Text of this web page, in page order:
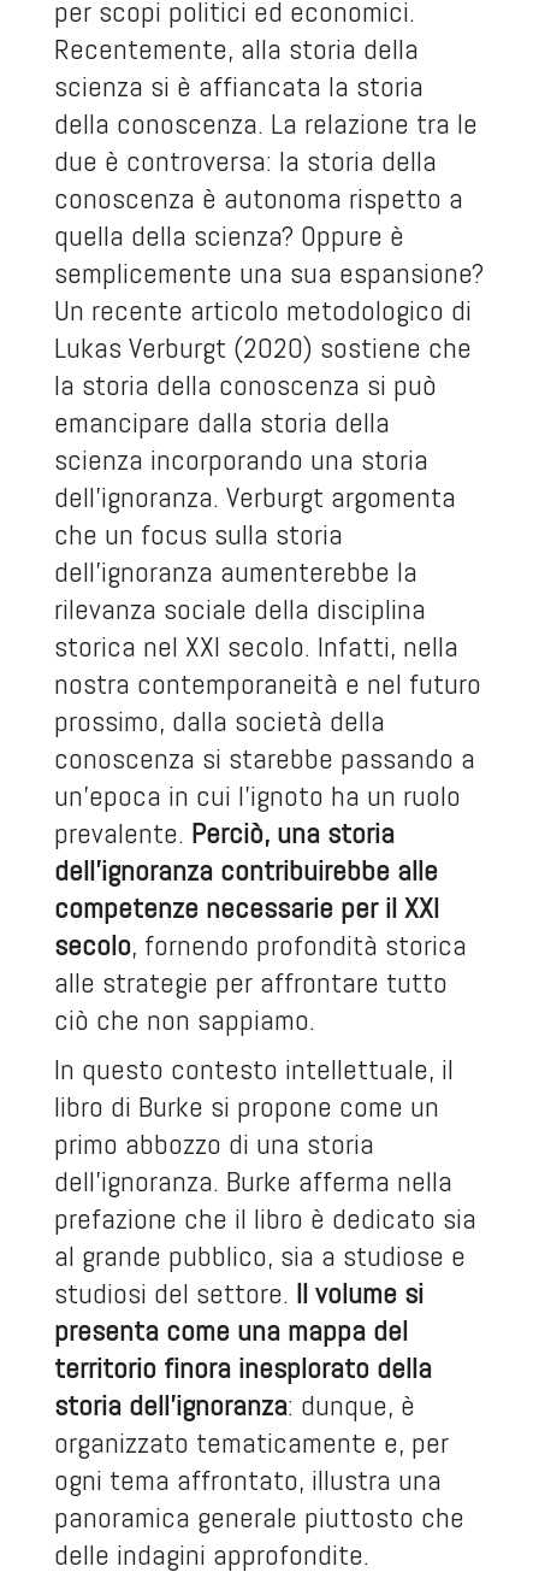
per scopi politici ed economici.
Recentemente, alla storia della
scienza si è affiancata la storia
della conoscenza. La relazione tra le
due è controversa: la storia della
conoscenza è autonoma rispetto a
quella della scienza? Oppure è
semplicemente una sua espansione?
Un recente articolo metodologico di
Lukas Verburgt (2020) sostiene che
la storia della conoscenza si può
emancipare dalla storia della
scienza incorporando una storia
dell’ignoranza. Verburgt argomenta
che un focus sulla storia
dell’ignoranza aumenterebbe la
rilevanza sociale della disciplina
storica nel XXI secolo. Infatti, nella
nostra contemporaneità e nel futuro
prossimo, dalla società della
conoscenza si starebbe passando a
un’epoca in cui l’ignoto ha un ruolo
prevalente. Perciò, una storia
dell’ignoranza contribuirebbe alle
competenze necessarie per il XXI
secolo, fornendo profondità storica
alle strategie per affrontare tutto
ciò che non sappiamo.
In questo contesto intellettuale, il
libro di Burke si propone come un
primo abbozzo di una storia
dell’ignoranza. Burke afferma nella
prefazione che il libro è dedicato sia
al grande pubblico, sia a studiose e
studiosi del settore. Il volume si
presenta come una mappa del
territorio finora inesplorato della
storia dell’ignoranza: dunque, è
organizzato tematicamente e, per
ogni tema affrontato, illustra una
panoramica generale piuttosto che
delle indagini approfondite.